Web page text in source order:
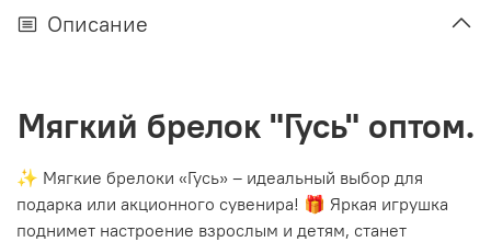
Описание
Мягкий брелок "Гусь" оптом.
✨ Мягкие брелоки «Гусь» – идеальный выбор для
подарка или акционного сувенира! 🎁 Яркая игрушка
поднимет настроение взрослым и детям, станет